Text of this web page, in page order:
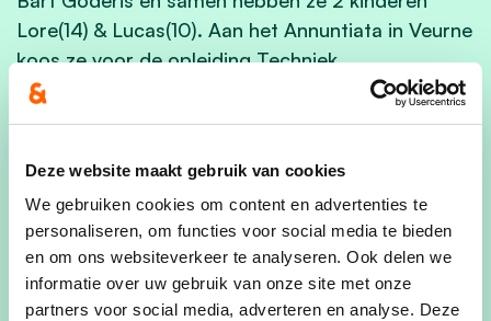
Deze website maakt gebruik van cookies
We gebruiken cookies om content en advertenties te
personaliseren, om functies voor social media te bieden
en om ons websiteverkeer te analyseren. Ook delen we
informatie over uw gebruik van onze site met onze
partners voor social media, adverteren en analyse. Deze
Lore(14) & Lucas(10). Aan het Annuntiata in Veurne
koos ze voor de opleiding Techniek
Wetenschappen, waarna ze verder studeerde
voor haar bachelor Voedings-& dieetkunde aan
carrière werkte ze in de zorgsector. Sedert 2017
staat ze mee aan het roer van de schrijnwerkerij
Goderis- Devrome van haar man Bart Goderis.
Op vrije momenten in het weekend staat familie
centraal:‘De zaterdagen zijn werkdagen, maar